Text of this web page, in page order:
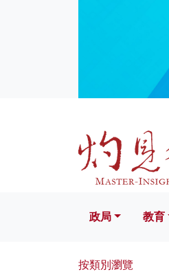
文化
政局 教育
按類別瀏覽